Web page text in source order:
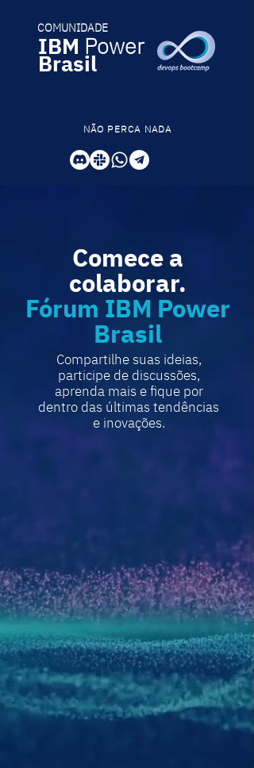
COMUNIDADE
IBM Power
Brasil
NÃO PERCA NADA
Comece a
colaborar.
Fórum IBM Power
Brasil
Compartilhe suas ideias,
participe de discussões,
aprenda mais e fique por
dentro das últimas tendências
e inovações.